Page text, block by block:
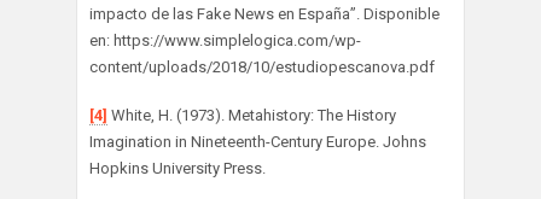
impacto de las Fake News en España”. Disponible
en: https://www.simplelogica.com/wp-
content/uploads/2018/10/estudiopescanova.pdf
[4] White, H. (1973). Metahistory: The History
Imagination in Nineteenth-Century Europe. Johns
Hopkins University Press.